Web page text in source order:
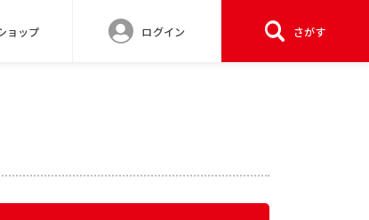
ョップ ログイン さがす